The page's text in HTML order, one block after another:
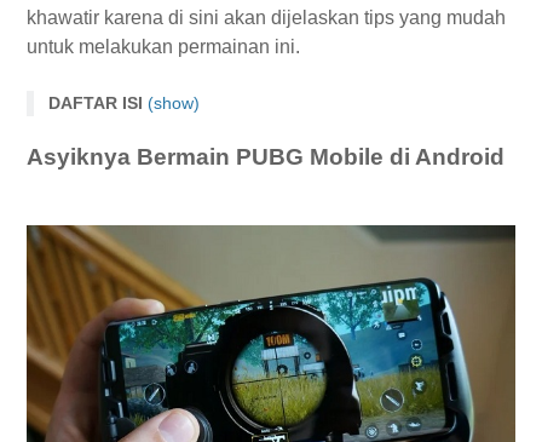
khawatir karena di sini akan dijelaskan tips yang mudah
untuk melakukan permainan ini.
DAFTAR ISI (show)
1. Mendarat di Lokasi yang Tepat
3. Mengelola Barang Bawaan di Inventory
4. Menggunakan Item Defense dan Medical Kit
5. Perhatikan Map
6. Lari dan Gunakan Free Look
Asyiknya Bermain PUBG Mobile di Android